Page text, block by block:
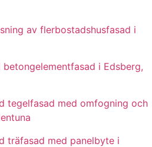
av flerbostadshusfasad i
i Edsberg,
tegelfasad med omfogning och
träfasad med panelbyte i